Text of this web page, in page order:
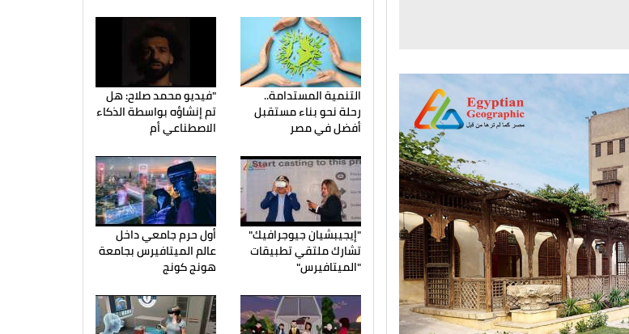
التنمية المستدامة..
رحلة نحو بناء مستقبل
أفضل في مصر
"فيديو محمد صلاح: هل
تم إنشاؤه بواسطة الذكاء
الاصطناعي أم
"إيجيبشيان جيوجرافيك"
تشارك ملتقي تطبيقات
"الميتافيرس"
أول حرم جامعي داخل
عالم الميتافيرس بجامعة
هونج كونج